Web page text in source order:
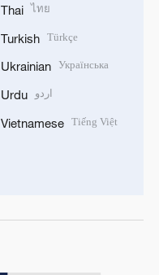
Thai ไทย
Turkish Türkçe
Ukrainian Українська
Urdu اردو
Vietnamese Tiếng Việt